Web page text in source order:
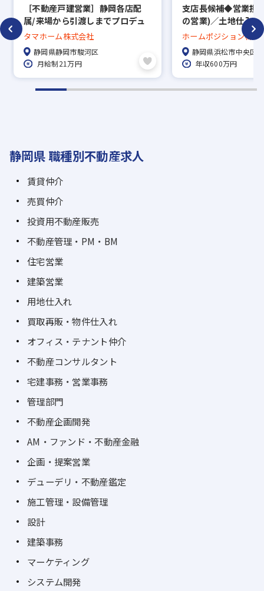
［不動産戸建営業］静岡各店配
属/来場から引渡しまでプロデュ
ース！/手当充実！安定の上場企
業◎
タマホーム株式会社
静岡県静岡市駿河区
月給制21万円
支店長候補◆営業担
の営業)／土地仕入か
を担当◆1989年創業
／業界不問！営業経
格手当あり
ホームポジション株式
静岡県浜松市中央区
年収600万円
静岡県 職種別不動産求人
賃貸仲介
売買仲介
投資用不動産販売
不動産管理・PM・BM
住宅営業
建築営業
用地仕入れ
買取再販・物件仕入れ
オフィス・テナント仲介
不動産コンサルタント
宅建事務・営業事務
管理部門
不動産企画開発
AM・ファンド・不動産金融
企画・提案営業
デューデリ・不動産鑑定
施工管理・設備管理
設計
建築事務
マーケティング
システム開発